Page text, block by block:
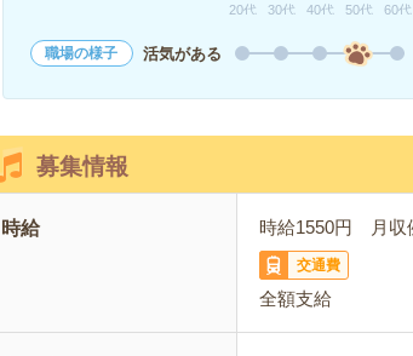
20代 30代 40代 50代 60代
職場の様子 活気がある
募集情報
時給 時給1550円 月収
交通費
全額支給